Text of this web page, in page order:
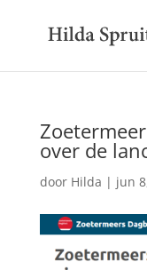
over de
door Hilda | jun